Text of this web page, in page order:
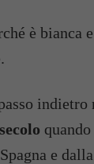
è bianca
indietro
e